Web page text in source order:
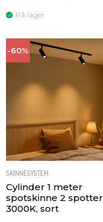
På lager
-60%
SKINNESYSTEM
Cylinder 1 meter
spotskinne 2 spotter
3000K, sort